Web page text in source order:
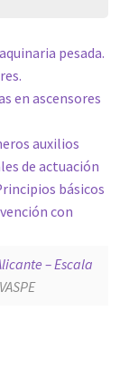
pesada.
en ascensores
auxilios
de actuación
básicos
con
– Escala